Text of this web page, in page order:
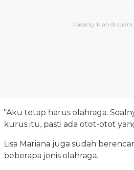
"Aku tetap harus olahraga.
kurus itu, pasti ada otot-otot
Lisa Mariana juga sudah
beberapa jenis olahraga.